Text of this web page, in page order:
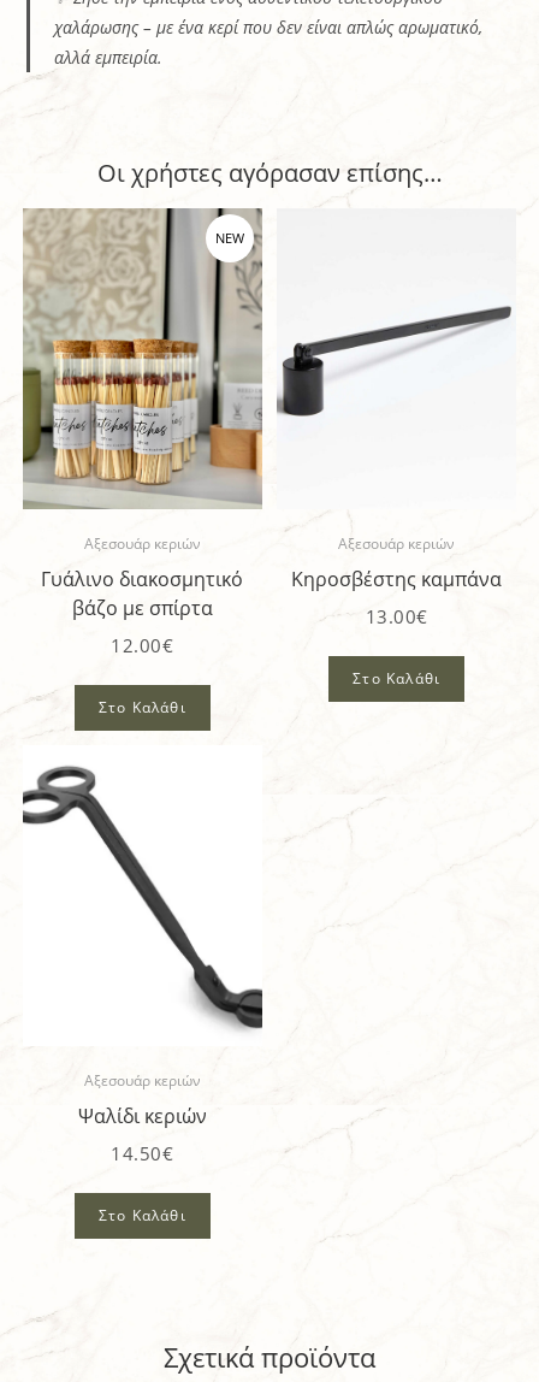
χαλάρωσης – με ένα κερί που δεν είναι απλώς αρωματικό,
αλλά εμπειρία.
Οι χρήστες αγόρασαν επίσης…
NEW
Αξεσουάρ κεριών
Γυάλινο διακοσμητικό
βάζο με σπίρτα
12.00€
Στο Καλάθι
Αξεσουάρ κεριών
Κηροσβέστης καμπάνα
13.00€
Στο Καλάθι
Αξεσουάρ κεριών
Ψαλίδι κεριών
14.50€
Στο Καλάθι
Σχετικά προϊόντα